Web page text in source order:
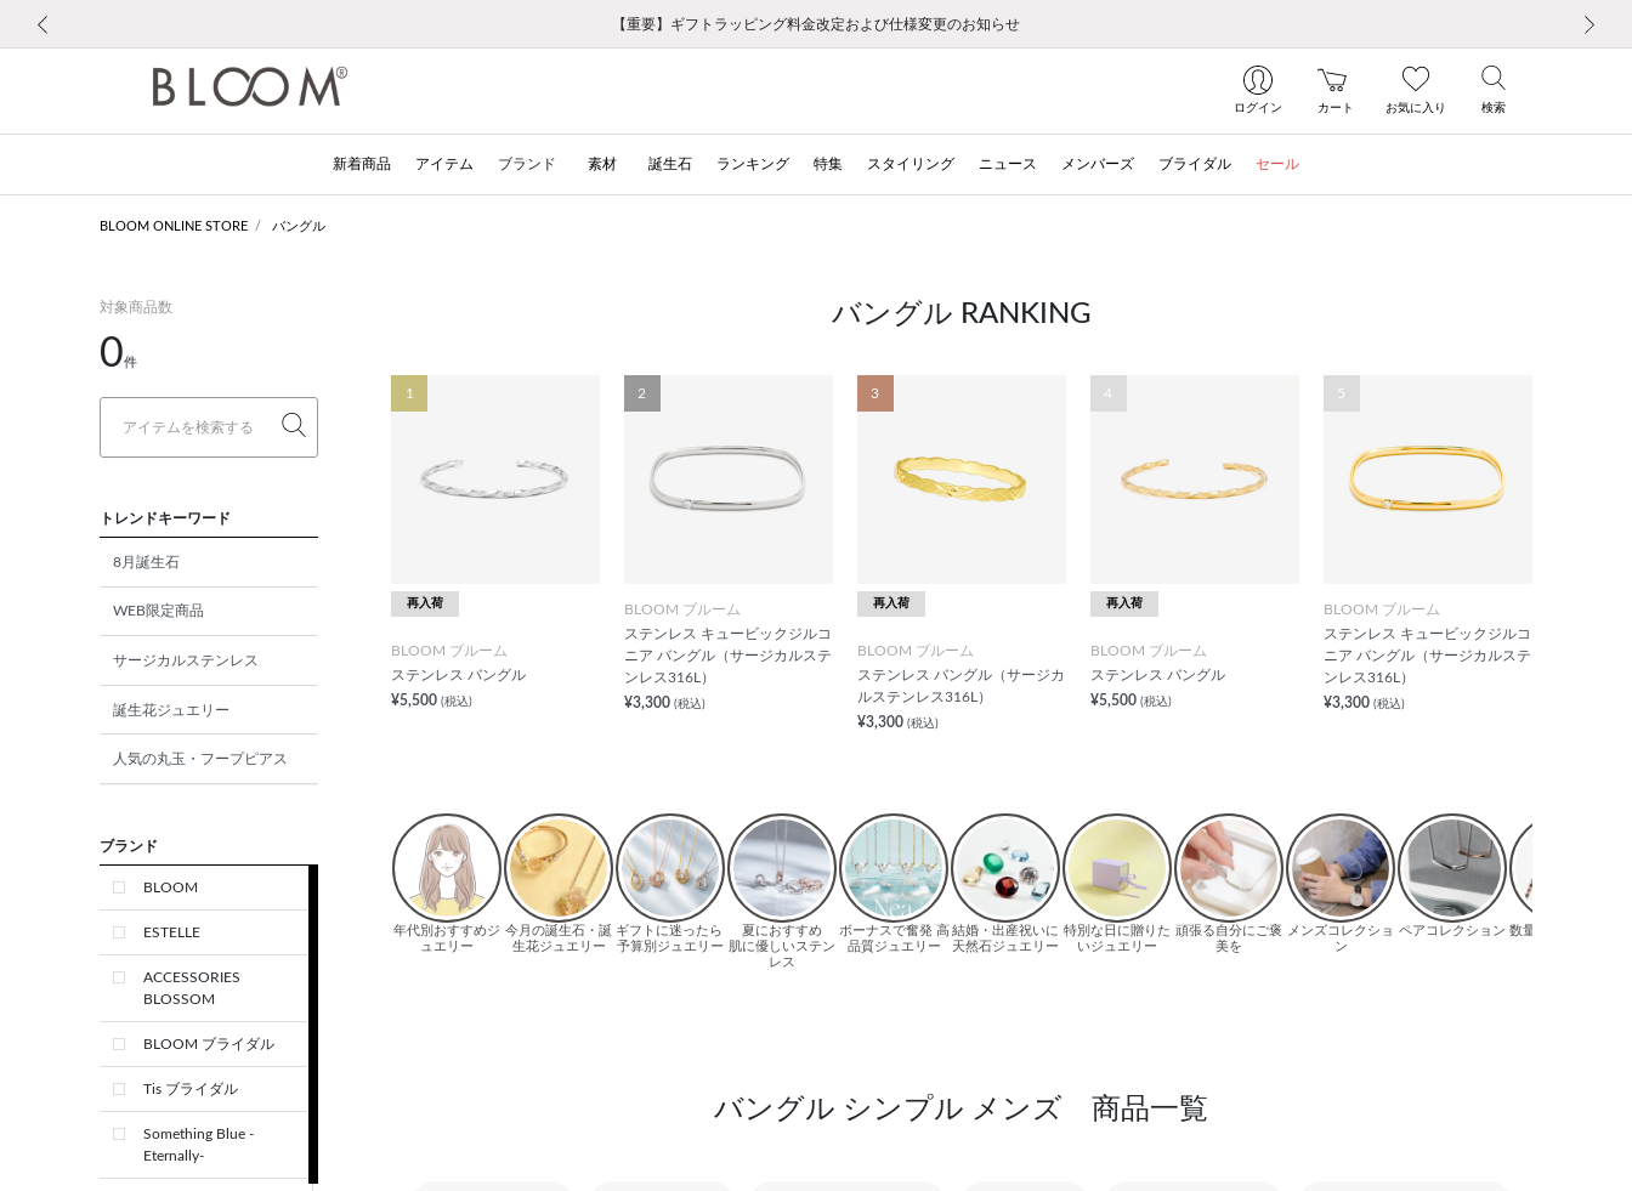
お修理・アフターサービスのご案内
【重要】令和８年熊本地震に伴う集配への影響について
【重要】ギフトラッピング料金改定および仕様変更のお知らせ
【重要】夏季休業の営業についてのご案内
税込5,500円以上で送料無料｜最短24時間以内に発送
新規会員登録で1000ポイントプレゼント！
新規LINE友だち登録で500円クーポンプレゼント
会員限定！レビュー投稿で100ポイントプレゼント
お修理・アフターサービスのご案内
【重要】令和８年熊本地震に伴う集配への影響について
ログイン カート お気に入り 検索
新着商品 アイテム ブランド 素材 誕生石 ランキング 特集 スタイリング ニュース メンバーズ ブライダル セール
BLOOM ONLINE STORE バングル
対象商品数
0件
トレンドキーワード
8月誕生石
WEB限定商品
サージカルステンレス
誕生花ジュエリー
人気の丸玉・フープピアス
ブランド
BLOOM
ESTELLE
ACCESSORIES
BLOSSOM
BLOOM ブライダル
Tis ブライダル
Something Blue -
Eternally-
バングル RANKING
1
再入荷
BLOOM ブルーム
ステンレス バングル
¥5,500 (税込)
2
BLOOM ブルーム
ステンレス キュービックジルコ
ニア バングル（サージカルステ
ンレス316L）
¥3,300 (税込)
3
再入荷
BLOOM ブルーム
ステンレス バングル（サージカ
ルステンレス316L）
¥3,300 (税込)
4
再入荷
BLOOM ブルーム
ステンレス バングル
¥5,500 (税込)
5
BLOOM ブルーム
ステンレス キュービックジルコ
ニア バングル（サージカルステ
ンレス316L）
¥3,300 (税込)
バングル シンプル メンズ 商品一覧